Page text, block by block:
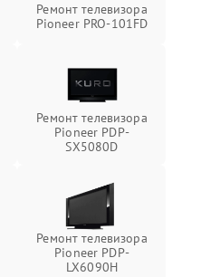
Ремонт телевизора
Pioneer PRO-101FD
Ремонт телевизора
Pioneer PDP-
SX5080D
Ремонт телевизора
Pioneer PDP-
LX6090H